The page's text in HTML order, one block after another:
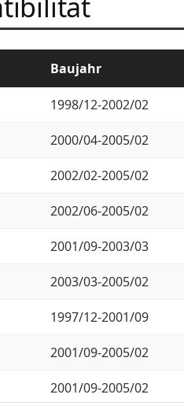
Baujahr
1998/12-2002/02
2000/04-2005/02
2002/02-2005/02
2002/06-2005/02
2001/09-2003/03
2003/03-2005/02
1997/12-2001/09
2001/09-2005/02
2001/09-2005/02